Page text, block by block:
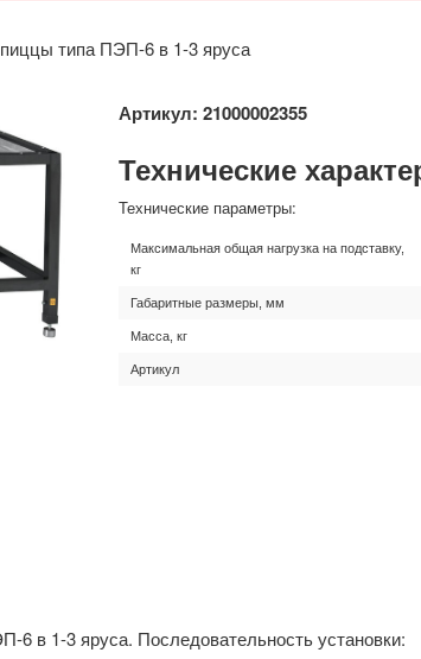
типа ПЭП-6 в 1-3 яруса
Артикул: 21000002355
Технические
Технические параметры:
Максимальная общая нагрузка на подставку,
кг
Габаритные размеры, мм
Масса, кг
Артикул
6 в 1-3 яруса. Последовательность установки: